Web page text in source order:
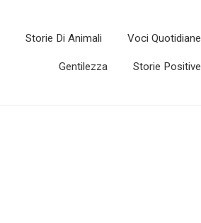
Storie Di Animali Voci Quotidiane
Gentilezza Storie Positive